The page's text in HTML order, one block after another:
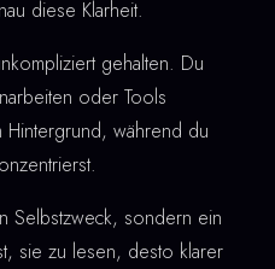
diese Klarheit.
gehalten. Du
oder Tools
während du
Selbstzweck, sondern ein
sie zu lesen, desto klarer